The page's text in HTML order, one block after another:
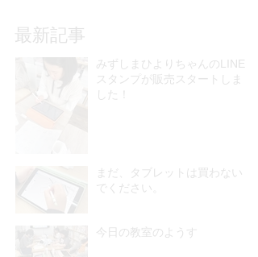
最新記事
みずしまひよりちゃんのLINE
スタンプが販売スタートしま
した！
まだ、タブレットは買わない
でください。
今日の教室のようす